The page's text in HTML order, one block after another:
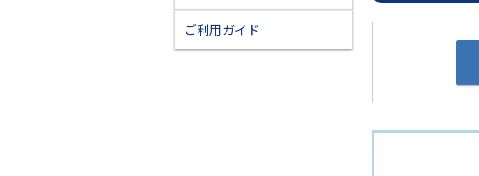
ご利用ガイド